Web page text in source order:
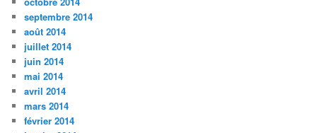
septembre 2014
août 2014
juillet 2014
juin 2014
mai 2014
avril 2014
mars 2014
février 2014